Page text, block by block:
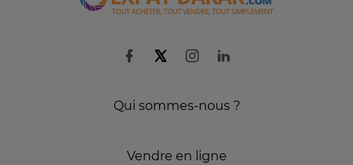
Qui sommes-nous ?
Vendre en ligne